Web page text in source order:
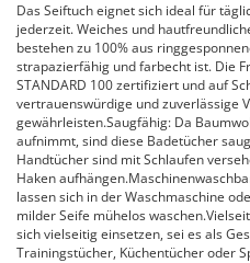
Das Seiftuch eignet sich ideal für
jederzeit. Weiches und
bestehen zu 100% aus
strapazierfähig und farbecht ist. Die
STANDARD 100 zertifiziert und auf
vertrauenswürdige und zuverlässige
gewährleisten.Saugfähig: Da
aufnimmt, sind diese Badetücher
Handtücher sind mit Schlaufen
Haken
lassen sich in der Waschmaschine
milder Seife mühelos
sich vielseitig einsetzen, sei es als
Trainingstücher, Küchentücher oder